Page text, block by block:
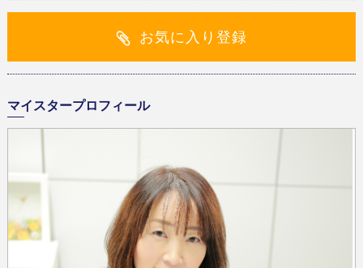
お気に入り登録
マイスタープロフィール